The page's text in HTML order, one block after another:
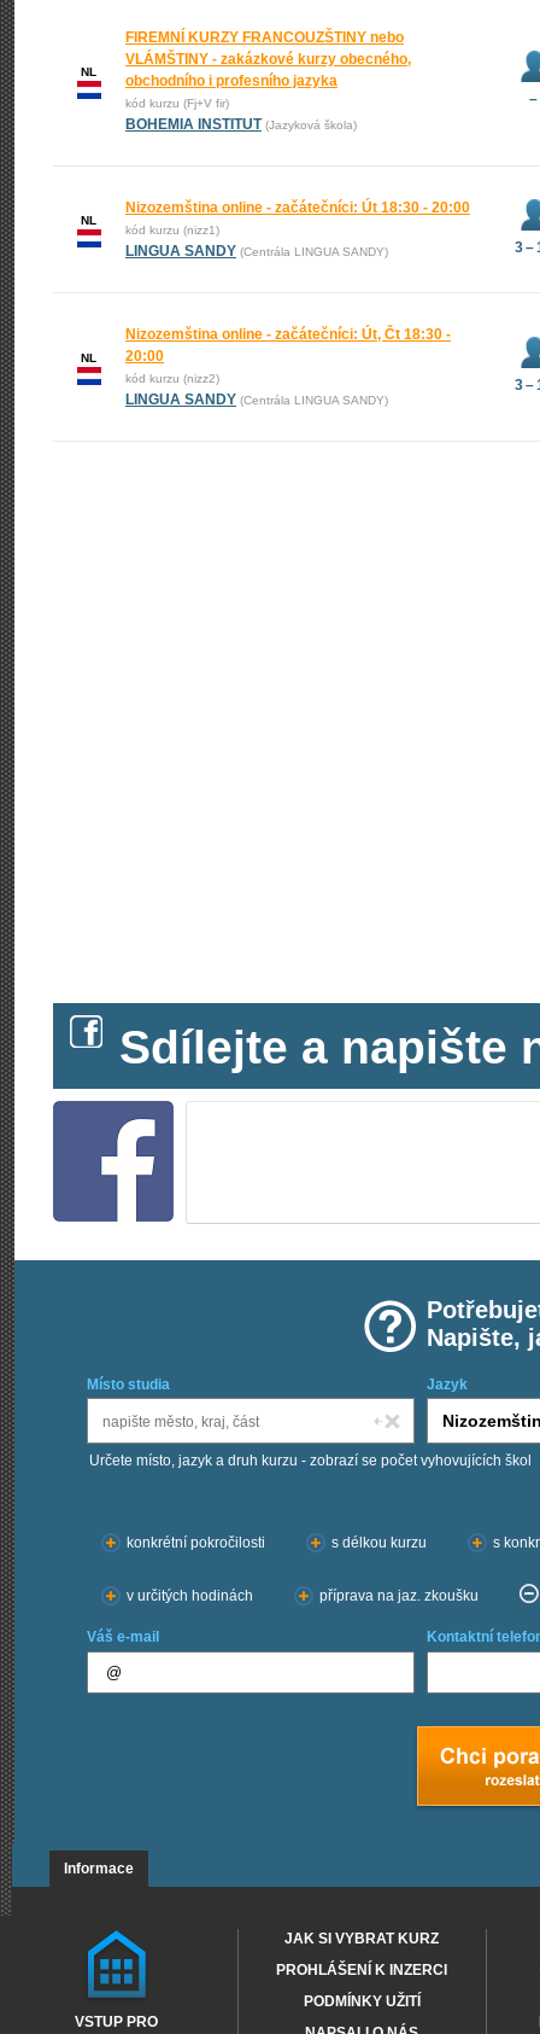
NL
FIREMNÍ KURZY FRANCOUZŠTINY nebo
VLÁMŠTINY - zakázkové kurzy obecného,
obchodního i profesního jazyka
kód kurzu (Fj+V fir)
BOHEMIA INSTITUT (Jazyková škola)
–
NL
Nizozemština online - začátečníci: Út 18:30 - 20:00
kód kurzu (nizz1)
LINGUA SANDY (Centrála LINGUA SANDY) 3 –
NL
Nizozemština online - začátečníci: Út, Čt 18:30 -
20:00
kód kurzu (nizz2)
LINGUA SANDY (Centrála LINGUA SANDY)
3 –
Sdílejte a napište
Napište,
Místo studia Jazyk
Určete místo, jazyk a druh kurzu - zobrazí se počet vyhovujících škol
konkrétní pokročilosti
s délkou kurzu s
v určitých hodinách příprava na jaz. zkoušku
Váš e-mail Kontaktní
Informace
VSTUP PRO
JAK SI VYBRAT KURZ
PROHLÁŠENÍ K INZERCI
PODMÍNKY UŽITÍ